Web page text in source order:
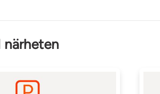
närheten